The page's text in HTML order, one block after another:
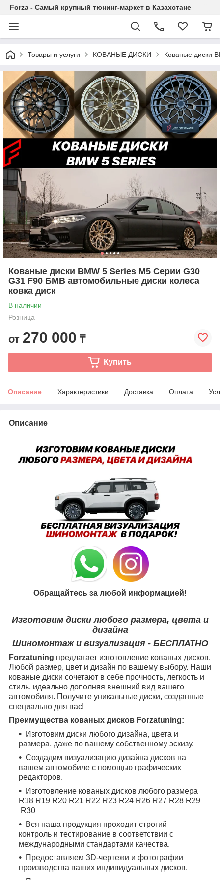
Forza - Самый крупный тюнинг-маркет в Казахстане
Товары и услуги КОВАНЫЕ ДИСКИ Кованые диски
Кованые диски BMW 5 Series M5 Серии G30
G31 F90 БМВ автомобильные диски колеса
ковка диск
В наличии
Розница
от 270 000 ₸
Купить
Описание Характеристики Доставка Оплата
Описание
Обращайтесь за любой информацией!
Изготовим диски любого размера, цвета и
дизайна
Шиномонтаж и визуализация - БЕСПЛАТНО
Forzatuning предлагает изготовление кованых дисков.
Любой размер, цвет и дизайн по вашему выбору. Наши
кованые диски сочетают в себе прочность, легкость и
стиль, идеально дополняя внешний вид вашего
автомобиля. Получите уникальные диски, созданные
специально для вас!
Преимущества кованых дисков Forzatuning:
Изготовим диски любого дизайна, цвета и
размера, даже по вашему собственному эскизу.
Создадим визуализацию дизайна дисков на
вашем автомобиле с помощью графических
редакторов.
Изготовление кованых дисков любого размера
R18 R19 R20 R21 R22 R23 R24 R26 R27 R28 R29
R30
Вся наша продукция проходит строгий
контроль и тестирование в соответствии с
международными стандартами качества.
Предоставляем 3D-чертежи и фотографии
производства ваших индивидуальных дисков.